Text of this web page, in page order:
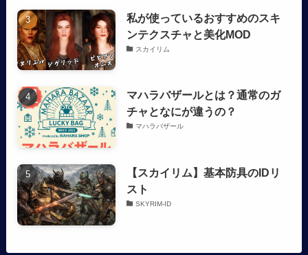
私が使っているおすすめのスキ
ンテクスチャと美化MOD
スカイリム
マハラバザールとは？通常のガ
チャとなにが違うの？
マハラバザール
【スカイリム】基本防具のIDリ
スト
SKYRIM-ID